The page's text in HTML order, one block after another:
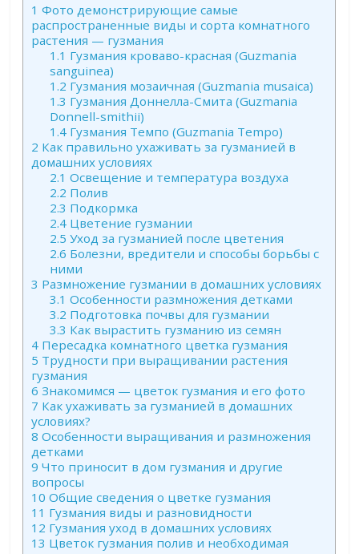
1 Фото демонстрирующие самые
распространенные виды и сорта комнатного
растения — гузмания
1.1 Гузмания кроваво-красная (Guzmania
sanguinea)
1.2 Гузмания мозаичная (Guzmania musaica)
1.3 Гузмания Доннелла-Смита (Guzmania
Donnell-smithii)
1.4 Гузмания Темпо (Guzmania Tempo)
2 Как правильно ухаживать за гузманией в
домашних условиях
2.1 Освещение и температура воздуха
2.2 Полив
2.3 Подкормка
2.4 Цветение гузмании
2.5 Уход за гузманией после цветения
2.6 Болезни, вредители и способы борьбы с
ними
3 Размножение гузмании в домашних условиях
3.1 Особенности размножения детками
3.2 Подготовка почвы для гузмании
3.3 Как вырастить гузманию из семян
4 Пересадка комнатного цветка гузмания
5 Трудности при выращивании растения
гузмания
6 Знакомимся — цветок гузмания и его фото
7 Как ухаживать за гузманией в домашних
условиях?
8 Особенности выращивания и размножения
детками
9 Что приносит в дом гузмания и другие
вопросы
10 Общие сведения о цветке гузмания
11 Гузмания виды и разновидности
12 Гузмания уход в домашних условиях
13 Цветок гузмания полив и необходимая